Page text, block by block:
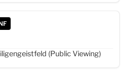
(Public Viewing)